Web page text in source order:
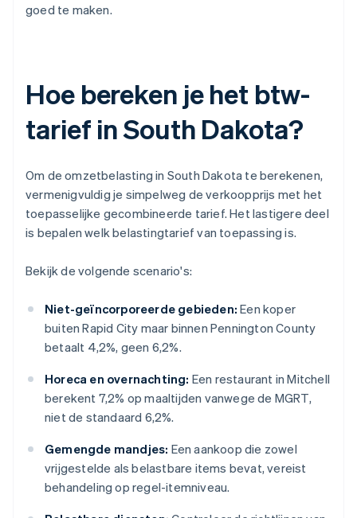
goed te maken.
Hoe bereken je het btw-
tarief in South Dakota?
Om de omzetbelasting in South Dakota te berekenen,
vermenigvuldig je simpelweg de verkoopprijs met het
toepasselijke gecombineerde tarief. Het lastigere deel
is bepalen welk belastingtarief van toepassing is.
Bekijk de volgende scenario's:
Niet-geïncorporeerde gebieden: Een koper
buiten Rapid City maar binnen Pennington County
betaalt 4,2%, geen 6,2%.
Horeca en overnachting: Een restaurant in Mitchell
berekent 7,2% op maaltijden vanwege de MGRT,
niet de standaard 6,2%.
Gemengde mandjes: Een aankoop die zowel
vrijgestelde als belastbare items bevat, vereist
behandeling op regel-itemniveau.